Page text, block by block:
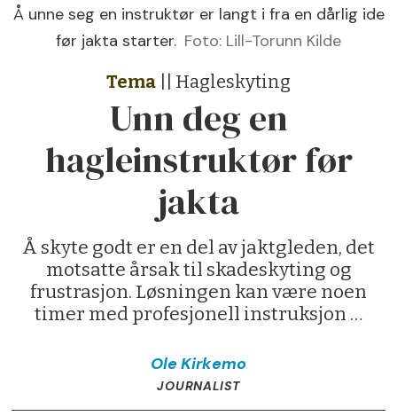
Å unne seg en instruktør er langt i fra en dårlig ide
før jakta starter. Foto: Lill-Torunn Kilde
Tema || Hagleskyting
Unn deg en
hagleinstruktør før
jakta
Å skyte godt er en del av jaktgleden, det
motsatte årsak til skadeskyting og
frustrasjon. Løsningen kan være noen
timer med profesjonell instruksjon …
OleKirkemo
JOURNALIST